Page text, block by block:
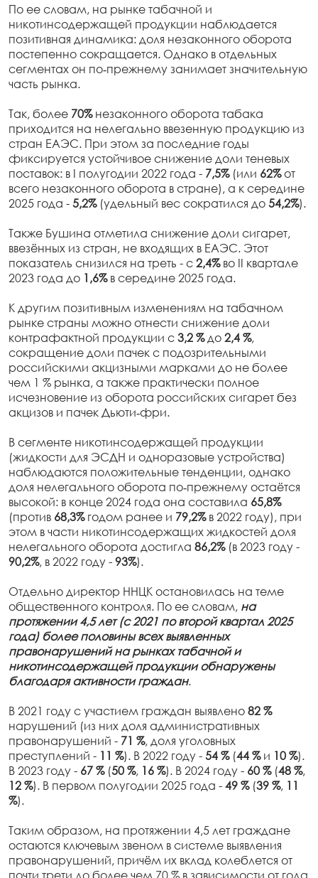
По ее словам, на рынке табачной и
никотинсодержащей продукции наблюдается
позитивная динамика: доля незаконного оборота
постепенно сокращается. Однако в отдельных
сегментах он по‑прежнему занимает значительную
часть рынка.
Так, более 70%незаконного оборота табака
приходится на нелегально ввезенную продукцию из
стран ЕАЭС. При этом за последние годы
фиксируется устойчивое снижение доли теневых
поставок: в I полугодии 2022 года - 7,5%(или 62%от
всего незаконного оборота в стране), а к середине
2025 года -5,2%(удельный вес сократился до54,2%).
Также Бушина отметила снижение доли сигарет,
ввезённых из стран, не входящих в ЕАЭС. Этот
показатель снизился на треть - с2,4%во II квартале
2023 года до 1,6%в середине 2025 года.
К другим позитивным изменениям на табачном
рынке страны можно отнести снижение доли
контрафактной продукции с3,2 %до2,4 %,
сокращение доли пачек с подозрительными
российскими акцизными марками до не более
чем 1 % рынка, а также практически полное
исчезновение из оборота российских сигарет без
акцизов и пачек Дьюти‑фри.
В сегменте никотинсодержащей продукции
(жидкости для ЭСДН и одноразовые устройства)
наблюдаются положительные тенденции, однако
доля нелегального оборота по‑прежнему остаётся
высокой: в конце 2024 года она составила 65,8%
(против 68,3%годом ранее и 79,2%в 2022 году), при
этом в части никотинсодержащих жидкостей доля
нелегального оборота достигла 86,2%(в 2023 году -
90,2%, в 2022 году -93%).
Отдельно директор ННЦК остановилась на теме
общественного контроля. По ее словам, на
протяжении 4,5 лет (с 2021 по второй квартал 2025
года) более половины всех выявленных
правонарушений на рынках табачной и
никотинсодержащей продукции обнаружены
благодаря активности граждан.
В 2021 году с участием граждан выявлено82 %
нарушений (из них доля административных
правонарушений - 71 %, доля уголовных
преступлений - 11 %). В 2022 году -54 %(44 %и 10 %).
В 2023 году - 67 %(50 %, 16 %). В 2024 году - 60 %(48 %,
12 %). В первом полугодии 2025 года -49 % (39 %, 11
%).
Таким образом, на протяжении 4,5 лет граждане
остаются ключевым звеном в системе выявления
правонарушений, причём их вклад колеблется от
почти трети до более чем 70 % в зависимости от года